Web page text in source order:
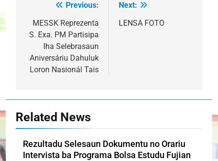
navigation
Previous:
MESSK Reprezenta
S. Exa. PM Partisipa
Iha Selebrasaun
Aniversáriu Dahuluk
Loron Nasionál Tais
Next:
LENSA FOTO
Related News
Rezultadu Selesaun Dokumentu no Orariu
Intervista ba Programa Bolsa Estudu Fujian